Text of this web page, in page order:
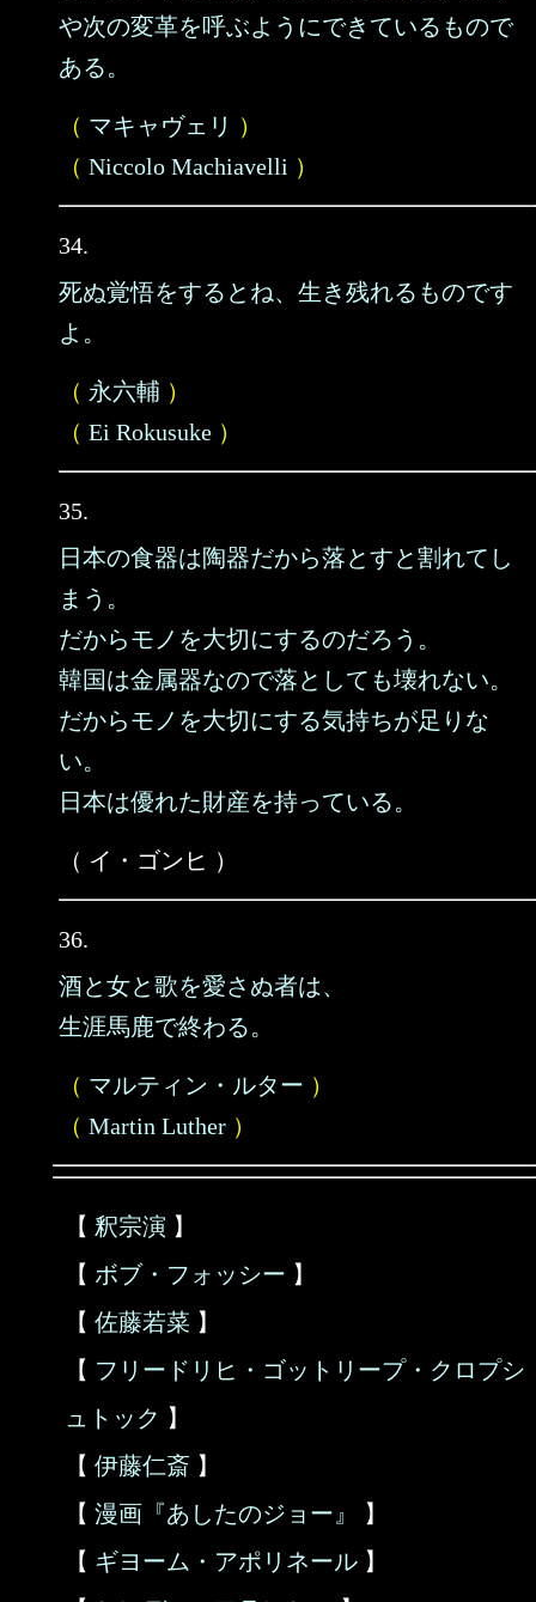
や次の変革を呼ぶようにできているもので
ある。
（ マキャヴェリ ）
（ Niccolo Machiavelli ）
34.
死ぬ覚悟をするとね、生き残れるものです
よ。
（ 永六輔 ）
（ Ei Rokusuke ）
35.
日本の食器は陶器だから落とすと割れてし
まう。
だからモノを大切にするのだろう。
韓国は金属器なので落としても壊れない。
だからモノを大切にする気持ちが足りな
い。
日本は優れた財産を持っている。
（ イ・ゴンヒ ）
36.
酒と女と歌を愛さぬ者は、
生涯馬鹿で終わる。
（ マルティン・ルター ）
（ Martin Luther ）
【 釈宗演 】
【 ボブ・フォッシー 】
【 佐藤若菜 】
【 フリードリヒ・ゴットリープ・クロプシ
ュトック 】
【 伊藤仁斎 】
【 漫画『あしたのジョー』
】
【 ギヨーム・アポリネール 】